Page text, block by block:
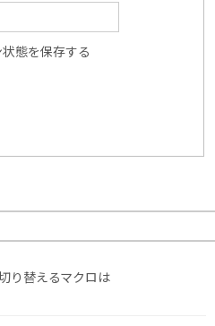
態を保存する
り替えるマクロは